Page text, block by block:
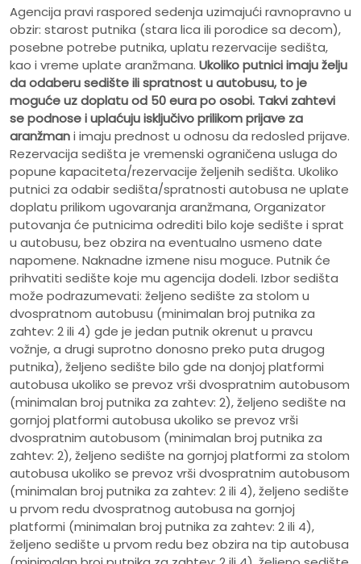
Agencija pravi raspored sedenja uzimajući ravnopravno u
obzir: starost putnika (stara lica ili porodice sa decom),
posebne potrebe putnika, uplatu rezervacije sedišta,
kao i vreme uplate aranžmana. Ukoliko putnici imaju želju
da odaberu sedište ili spratnost u autobusu, to je
moguće uz doplatu od 50 eura po osobi. Takvi zahtevi
se podnose i uplaćuju isključivo prilikom prijave za
aranžmani imaju prednost u odnosu da redosled prijave.
Rezervacija sedišta je vremenski ograničena usluga do
popune kapaciteta/rezervacije željenih sedišta. Ukoliko
putnici za odabir sedišta/spratnosti autobusa ne uplate
doplatu prilikom ugovaranja aranžmana, Organizator
putovanja će putnicima odrediti bilo koje sedište i sprat
u autobusu, bez obzira na eventualno usmeno date
napomene. Naknadne izmene nisu moguce. Putnik će
prihvatiti sedište koje mu agencija dodeli. Izbor sedišta
može podrazumevati: željeno sedište za stolom u
dvospratnom autobusu (minimalan broj putnika za
zahtev: 2 ili 4) gde je jedan putnik okrenut u pravcu
vožnje, a drugi suprotno donosno preko puta drugog
putnika), željeno sedište bilo gde na donjoj platformi
autobusa ukoliko se prevoz vrši dvospratnim autobusom
(minimalan broj putnika za zahtev: 2), željeno sedište na
gornjoj platformi autobusa ukoliko se prevoz vrši
dvospratnim autobusom (minimalan broj putnika za
zahtev: 2), željeno sedište na gornjoj platformi za stolom
autobusa ukoliko se prevoz vrši dvospratnim autobusom
(minimalan broj putnika za zahtev: 2 ili 4), željeno sedište
u prvom redu dvospratnog autobusa na gornjoj
platformi (minimalan broj putnika za zahtev: 2 ili 4),
željeno sedište u prvom redu bez obzira na tip autobusa